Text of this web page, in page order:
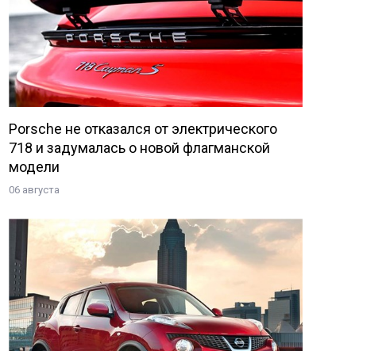
Porsche не отказался от электрического
718 и задумалась о новой флагманской
модели
06 августа